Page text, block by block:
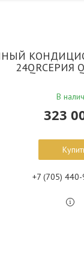
24QRСЕРИЯ
В
323
+7 (705)